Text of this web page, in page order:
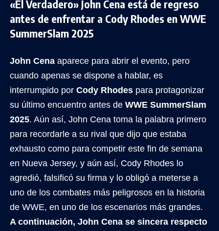
«El Verdadero» John Cena está de regreso
antes de enfrentar a Cody Rhodes en WWE
SummerSlam 2025
John Cena aparece para abrir el evento, pero
cuando apenas se dispone a hablar, es
interrumpido por Cody Rhodes para protagonizar
su último encuentro antes de WWE SummerSlam
2025. Aún así, John Cena toma la palabra primero
para recordarle a su rival que dijo que estaba
exhausto como para competir este fin de semana
en Nueva Jersey, y aún así, Cody Rhodes lo
agredió, falsificó su firma y lo obligó a meterse a
uno de los combates más peligrosos en la historia
de WWE, en uno de los escenarios más grandes.
A continuación, John Cena se sincera respecto